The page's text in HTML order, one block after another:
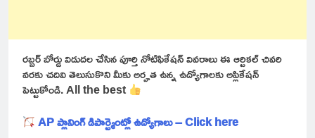
రబ్బర్ బోర్డు విడుదల చేసిన పూర్తి నోటిఫికేషన్ వివరాలు ఈ ఆర్టికల్ చివరి
వరకు చదివి తెలుసుకొని మీకు అర్హత ఉన్న ఉద్యోగాలకు అప్లికేషన్
పెట్టుకోండి. All the best
AP ప్లానింగ్ డిపార్ట్మెంట్లో ఉద్యోగాలు – Click here